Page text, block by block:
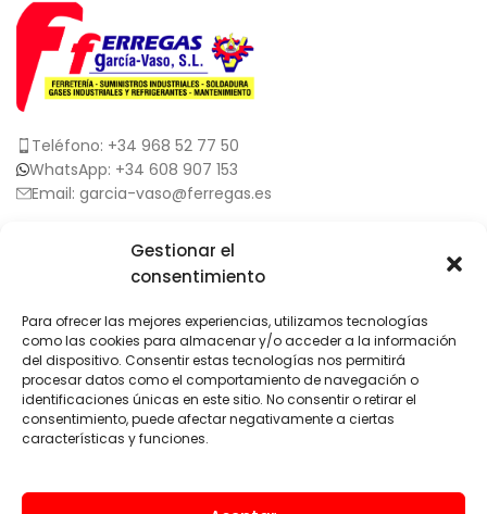
Gestionar el
consentimiento
Para ofrecer las mejores experiencias, utilizamos tecnologías
como las cookies para almacenar y/o acceder a la información
del dispositivo. Consentir estas tecnologías nos permitirá
procesar datos como el comportamiento de navegación o
identificaciones únicas en este sitio. No consentir o retirar el
consentimiento, puede afectar negativamente a ciertas
características y funciones.
Teléfono: +34 968 52 77 50
WhatsApp: +34 608 907 153
Email: garcia-vaso@ferregas.es
CRANEMANT – Técnica de Mantenimiento
NIPPON GASES – Gases Industriales y Soldadura
Kimikal – Gases Refrigerantes
Sistemas de elevación
Sobre nosotros